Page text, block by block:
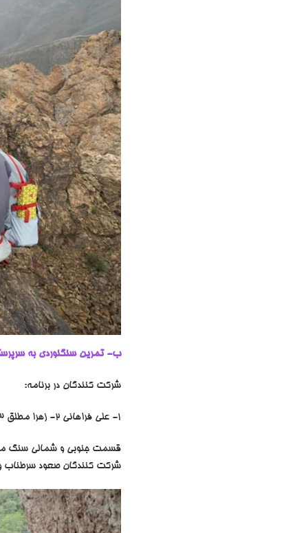
ب- تمرین سنگنوردی به
شرکت کنندگان در برنامه:
1- علی فراهانی 2- زهرا مطلق 3- سحر مطلق 4- جواد جوکار 5- ایمان تقوی 6- احسان مهدوی پور
قسمت جنوبی و شمالی سنگ
شرکت کنندگان صعود سرطناب و